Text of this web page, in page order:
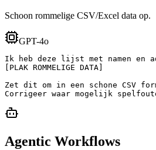
Schoon rommelige CSV/Excel data op.
GPT-4o
Ik heb deze lijst met namen en
[PLAK ROMMELIGE DATA]
Zet dit om in een schone CSV
Corrigeer waar mogelijk
Agentic Workflows